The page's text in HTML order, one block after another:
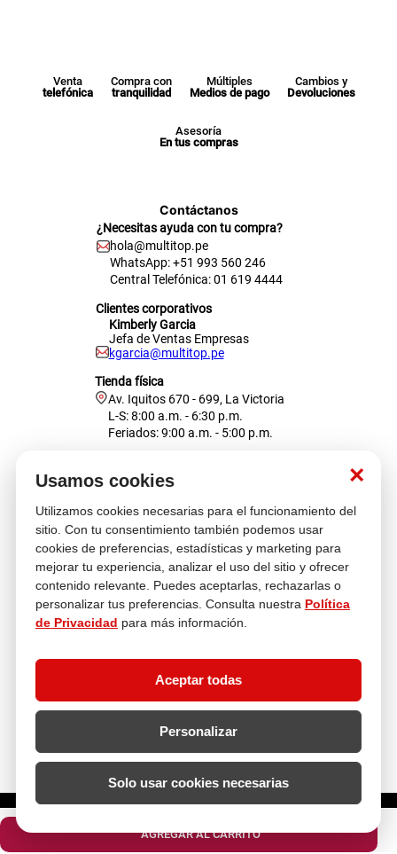
×
Usamos cookies
Utilizamos cookies necesarias para el funcionamiento del
sitio. Con tu consentimiento también podemos usar
cookies de preferencias, estadísticas y marketing para
mejorar tu experiencia, analizar el uso del sitio y ofrecer
contenido relevante. Puedes aceptarlas, rechazarlas o
personalizar tus preferencias. Consulta nuestra Política
de Privacidad para más información.
Aceptar todas
Personalizar
Solo usar cookies necesarias
AGREGAR AL CARRITO
Venta
telefónica
Compra con
tranquilidad
Múltiples
Medios de pago
Cambios y
Devoluciones
Asesoría
En tus compras
Contáctanos
¿Necesitas ayuda con tu compra?
hola@multitop.pe
WhatsApp: +51 993 560 246
Central Telefónica: 01 619 4444
Clientes corporativos
Kimberly Garcia
Jefa de Ventas Empresas
kgarcia@multitop.pe
Tienda física
Av. Iquitos 670 - 699, La Victoria
L-S: 8:00 a.m. - 6:30 p.m.
Feriados: 9:00 a.m. - 5:00 p.m.
Atención al cliente
Descubre más
Copyright 2024 - Todos los derechos reservados